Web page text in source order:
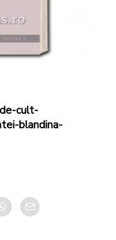
cult-
blandina-